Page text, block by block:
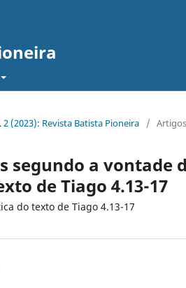
2 (2023): Revista Batista Pioneira / Artigos
segundo a vontade
de Tiago 4.13-17
do texto de Tiago 4.13-17